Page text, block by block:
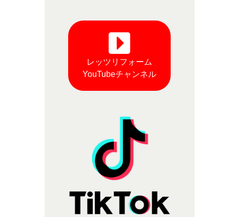
レッツリフォーム
YouTubeチャンネル